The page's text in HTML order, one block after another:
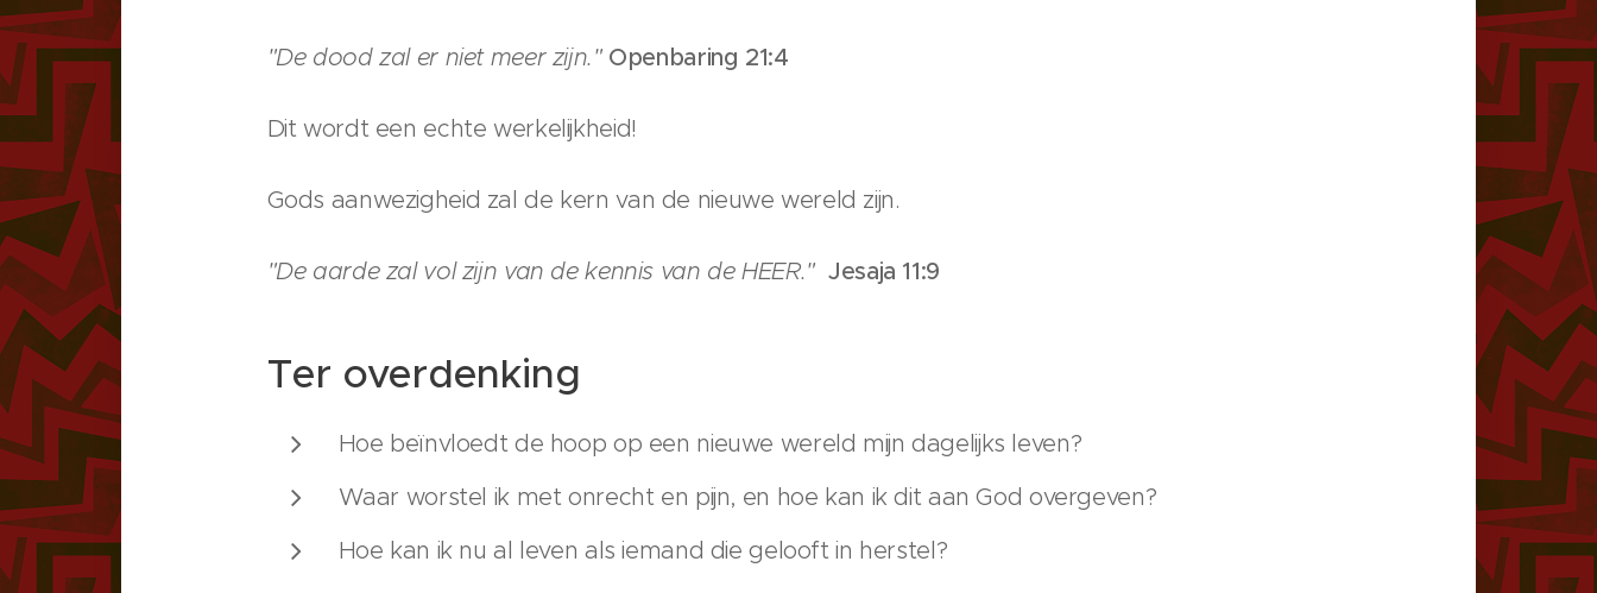
"De dood zal er niet meer zijn." Openbaring 21:4
Dit wordt een echte werkelijkheid!
Gods aanwezigheid zal de kern van de nieuwe wereld zijn.
"De aarde zal vol zijn van de kennis van de HEER." Jesaja 11:9
Ter overdenking
Hoe beïnvloedt de hoop op een nieuwe wereld mijn dagelijks leven?
Waar worstel ik met onrecht en pijn, en hoe kan ik dit aan God overgeven?
Hoe kan ik nu al leven als iemand die gelooft in herstel?